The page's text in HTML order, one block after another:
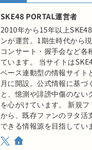
SKE48 PORTAL運営者
2010年から15年以上
ンが運営。1期生時代から
コンサート・握手会など各
ています。 当サイトは
ベース連動型の情報サイト
月に開設。公式情報に基づ
と、憶測や誹謗中傷のない
を心がけています。 新規
から、既存ファンのヲタ活
できる情報源を目指してい